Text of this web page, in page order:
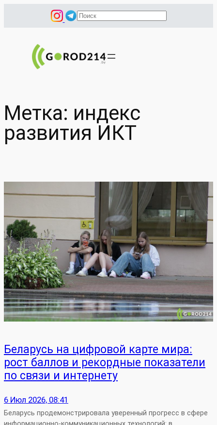
П
с
Метка: индекс
развития ИКТ
Беларусь на цифровой карте мира:
рост баллов и рекордные показатели
по связи и интернету
6 Июл 2026, 08:41
Беларусь продемонстрировала уверенный прогресс в сфере